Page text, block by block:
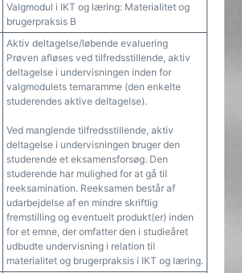
Valgmodul i IKT og læring: Materialitet og
brugerpraksis B
Aktiv deltagelse/løbende evaluering
Prøven afløses ved tilfredsstillende, aktiv
deltagelse i undervisningen inden for
valgmodulets temaramme (den enkelte
studerendes aktive deltagelse).
Ved manglende tilfredsstillende, aktiv
deltagelse i undervisningen bruger den
studerende et eksamensforsøg. Den
studerende har mulighed for at gå til
reeksamination. Reeksamen består af
udarbejdelse af en mindre skriftlig
fremstilling og eventuelt produkt(er) inden
for et emne, der omfatter den i studieåret
udbudte undervisning i relation til
materialitet og brugerpraksis i IKT og læring.